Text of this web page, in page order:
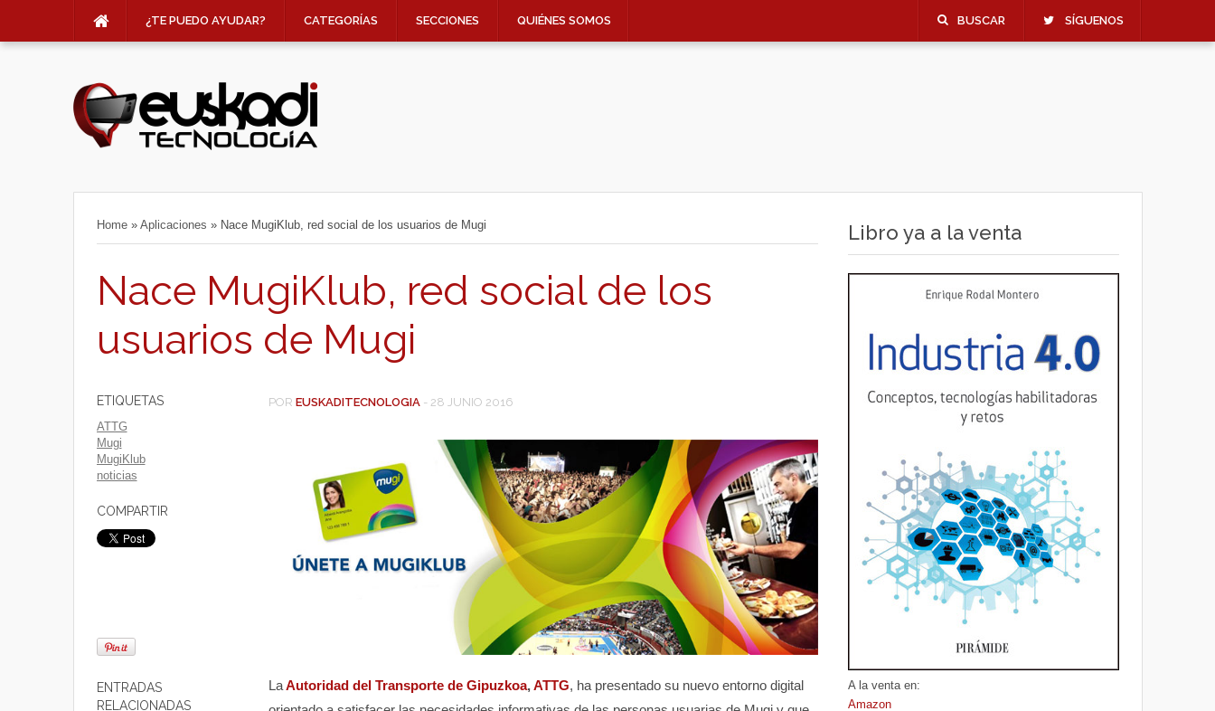
¿TE PUEDO AYUDAR? CATEGORÍAS SECCIONES QUIÉNES SOMOS BUSCAR SÍGUENOS
Home » Aplicaciones » Nace MugiKlub, red social de los usuarios de Mugi
Nace MugiKlub, red social de los
usuarios de Mugi
ETIQUETAS
ATTG
Mugi
MugiKlub
noticias
COMPARTIR
ENTRADAS
RELACIONADAS
POR EUSKADITECNOLOGIA - 28 JUNIO 2016
LaAutoridad del Transporte de Gipuzkoa,ATTG, ha presentado su nuevo entorno digital
Libro ya a la venta
A la venta en:
Amazon